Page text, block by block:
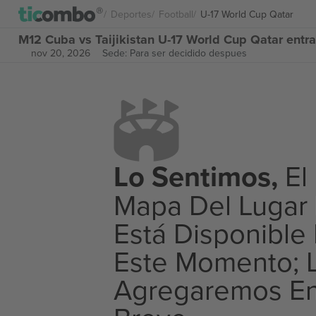
Deportes Football U-17 World Cup Qatar
M12 Cuba vs Taijikistan U-17 World Cup Qatar
nov 20, 2026 Sede: Para ser decidido despues
Lo Sentimos, El
Mapa Del Lugar
Está Disponible
Este Momento;
Agregaremos